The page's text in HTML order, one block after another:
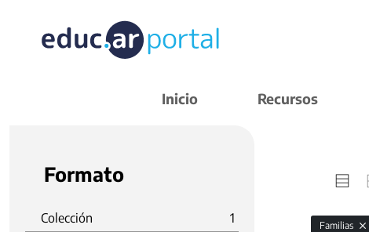
Inicio Recursos
Formato
Colección 1 Familias